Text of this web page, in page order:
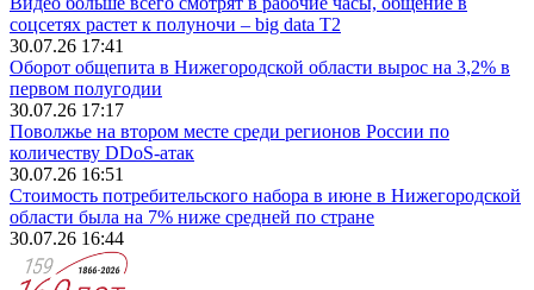
соцсетях растет к полуночи – big data T2
30.07.26 17:41
Оборот общепита в Нижегородской области вырос на 3,2% в
первом полугодии
30.07.26 17:17
Поволжье на втором месте среди регионов России по
количеству DDoS-атак
30.07.26 16:51
Стоимость потребительского набора в июне в Нижегородской
области была на 7% ниже средней по стране
30.07.26 16:44